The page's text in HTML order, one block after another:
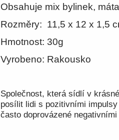
Obsahuje mix bylinek,
Rozměry: 11,5 x 12 x 1,5
Hmotnost: 30g
Vyrobeno: Rakousko
Společnost, která sídlí v
posílit lidi s pozitivními
často doprovázené